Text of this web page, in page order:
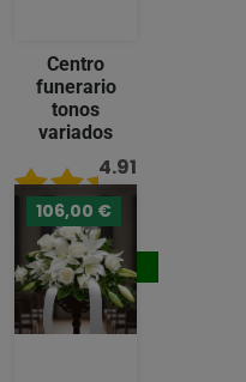
Centro
funerario
tonos
variados
4.91
/ 5
133,00 €
Comprar
106,00 €